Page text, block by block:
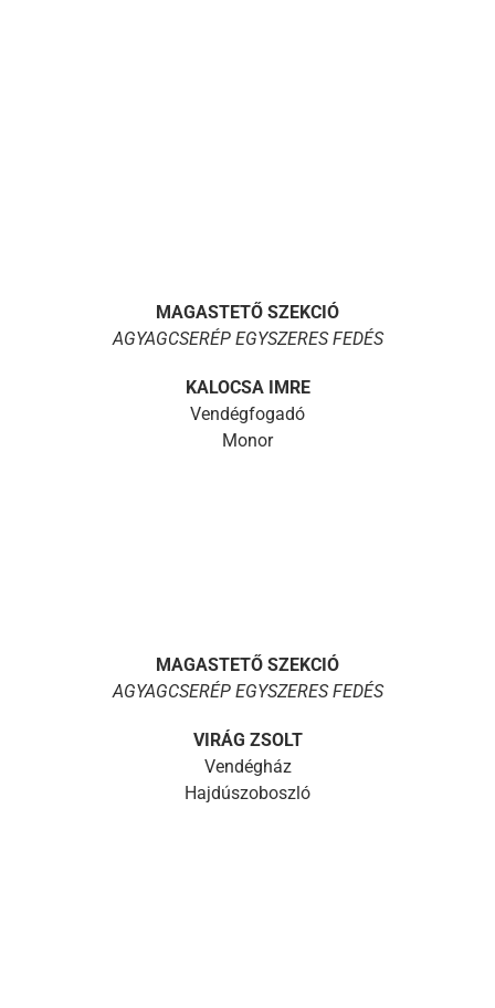
MAGASTETŐ SZEKCIÓ
AGYAGCSERÉP EGYSZERES FEDÉS
KALOCSA IMRE
Vendégfogadó
Monor
MAGASTETŐ SZEKCIÓ
AGYAGCSERÉP EGYSZERES FEDÉS
VIRÁG ZSOLT
Vendégház
Hajdúszoboszló